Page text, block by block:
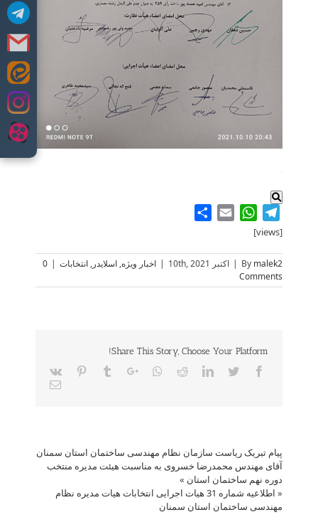
to
content
.
Telegram
WhatsApp
Email
[views]
By malek2
| اکتبر 10th, 2021 | اخبار ویژه, اسلایدر, انتخابات |
0
Comments
Share This Story, Choose Your Platform!
Facebook
Twitter
LinkedIn
Reddit
Whatsapp
Google+
Tumblr
Pinterest
Vk
Email
پیام تبریک ریاست سازمان نظام مهندسی ساختمان استان سمنان
آقای مهندس محمدرضا خسروی به مناسبت هیئت مدیره منتخب
دوره نهم ساختمان استان »
«
اطلاعیه شماره 31 هیات اجرایی انتخابات هیات مدیره نظام
مهندسی ساختمان استان سمنان